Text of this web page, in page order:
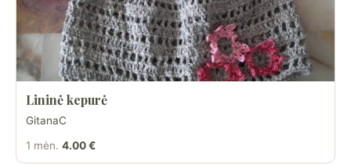
Lininė kepurė
GitanaC
1 mėn. 4.00 €